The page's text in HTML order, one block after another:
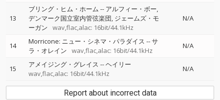
13
ブリング・ヒム・ホーム -- アルフィー・ボー
デンマーク国立室内管弦楽団 ジェームズ・モ
ーガン
wav,flac,alac: 16bit/44.1kHz
N/A
14 Morricone: ニュー・シネマ・パラダイス --サ
ラ・オレイン
wav,flac,alac: 16bit/44.1kHz
N/A
15 アメイジング・グレイス --ヘイリー
wav,flac,alac: 16bit/44.1kHz
N/A
Report about incorrect data